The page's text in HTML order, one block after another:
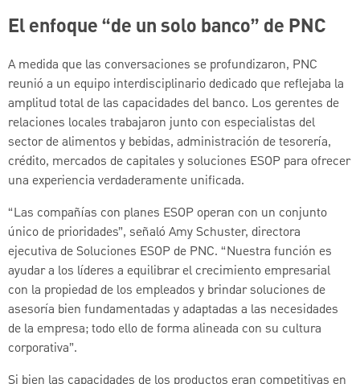
El enfoque “de un solo banco” de PNC
A medida que las conversaciones se profundizaron, PNC
reunió a un equipo interdisciplinario dedicado que reflejaba la
amplitud total de las capacidades del banco. Los gerentes de
relaciones locales trabajaron junto con especialistas del
sector de alimentos y bebidas, administración de tesorería,
crédito, mercados de capitales y soluciones ESOP para ofrecer
una experiencia verdaderamente unificada.
“Las compañías con planes ESOP operan con un conjunto
único de prioridades”, señaló Amy Schuster, directora
ejecutiva de Soluciones ESOP de PNC. “Nuestra función es
ayudar a los líderes a equilibrar el crecimiento empresarial
con la propiedad de los empleados y brindar soluciones de
asesoría bien fundamentadas y adaptadas a las necesidades
de la empresa; todo ello de forma alineada con su cultura
corporativa”.